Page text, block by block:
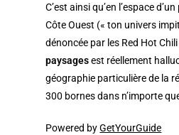
C’est ainsi qu’en l’espace
Côte Ouest (« ton univers
dénoncée par les Red Hot
paysagesest réellement
géographie particulière de la
300 bornes dans n’importe
Powered byGetYourGuide